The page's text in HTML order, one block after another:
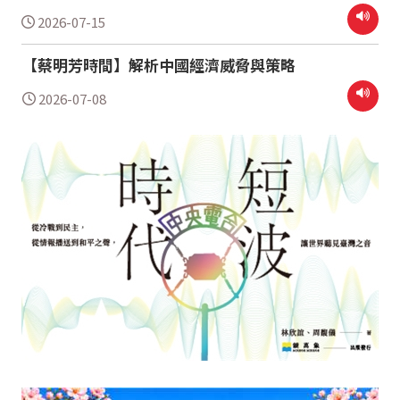
2026-07-15
【蔡明芳時間】解析中國經濟威脅與策略
2026-07-08